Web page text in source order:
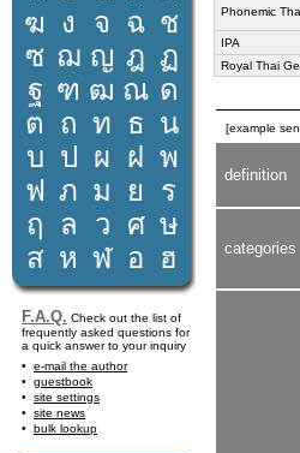
ฆ ง จ ฉ ช
ซ ฌ ญ ฎ ฏ
ฐ ฑ ฒ ณ ด
ต ถ ท ธ น
บ ป ผ ฝ พ
ฟ ภ ม ย
ร
ฤ
ล ว ศ ษ
ส ห ฬ อ ฮ
F.A.Q. Check out the list of
frequently asked questions for
a quick answer to your inquiry
e-mail the author
guestbook
site settings
site news
bulk lookup
Phonemic
IPA
Royal Thai
[example
definition
categories